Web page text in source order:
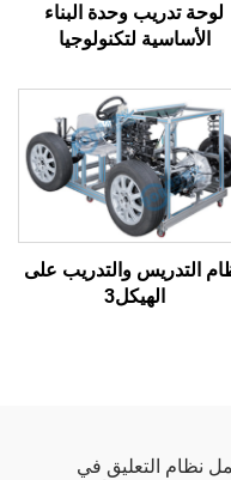
لوحة تدريب وحدة البناء
الأساسية لتكنولوجيا
للمركبات الجديدة
التدريس والتدريب على
الهيكل3
نظام التعليق في